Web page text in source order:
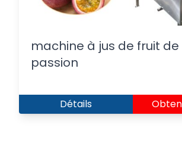
machine à jus de fruit de
passion
Détails